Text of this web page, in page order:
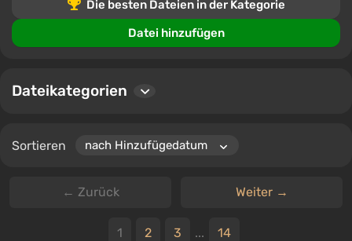
Karten, Animationen, Gegenstände, Optimierung und
hinterlassen und Mods bewerten, um sicherzustellen,
dass Sie immer die besten und neuesten Inhalte für
Die besten Dateien in der Kategorie
Datei hinzufügen
Dateikategorien
Sortieren
← Zurück Weiter →
1 2 3 ... 14